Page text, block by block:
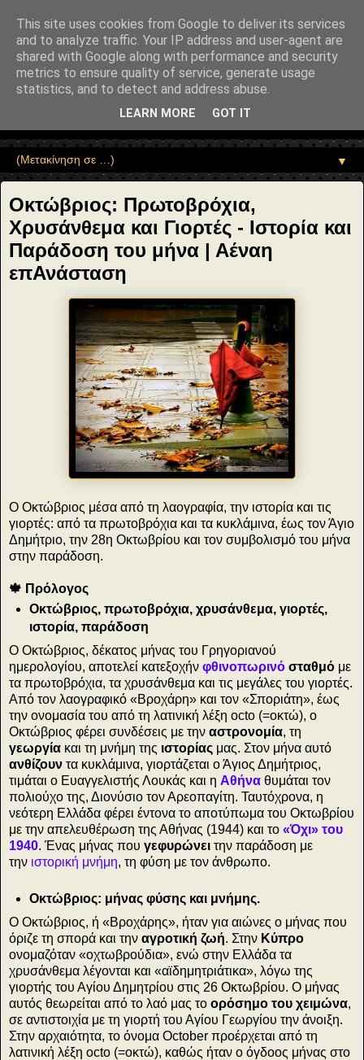
"potentialAction": { "@type": "ReadAction", "target":
"https://www.sophia-ntrekou.gr/2017/09/oktober.html" } }
Αέναη επΑνάσταση
• Επιστήμη • Ψυχολογία • Λογοτεχνία • Τέχνες • Θεολογία •
Φιλοσοφία • Στοχασμοί... για τη μνήμη, τον άνθρωπο και το
▼
Οκτώβριος: Πρωτοβρόχια,
Χρυσάνθεμα και Γιορτές - Ιστορία και
Παράδοση του μήνα | Αέναη
επΑνάσταση
Ο Οκτώβριος μέσα από τη λαογραφία, την ιστορία και τις
γιορτές: από τα πρωτοβρόχια και τα κυκλάμινα, έως τον Άγιο
Δημήτριο, την 28η Οκτωβρίου και τον συμβολισμό του μήνα
στην παράδοση.
🍁 Πρόλογος
Οκτώβριος, πρωτοβρόχια, χρυσάνθεμα, γιορτές,
ιστορία, παράδοση
Ο Οκτώβριος, δέκατος μήνας του Γρηγοριανού
ημερολογίου, αποτελεί κατεξοχήν φθινοπωρινό σταθμό με
τα πρωτοβρόχια, τα χρυσάνθεμα και τις μεγάλες του γιορτές.
Από τον λαογραφικό «Βροχάρη» και τον «Σποριάτη», έως
την ονομασία του από τη λατινική λέξη octo (=οκτώ), ο
Οκτώβριος φέρει συνδέσεις με την αστρονομία, τη
γεωργία και τη μνήμη της ιστορίας μας. Στον μήνα αυτό
ανθίζουν τα κυκλάμινα, γιορτάζεται ο Άγιος Δημήτριος,
τιμάται ο Ευαγγελιστής Λουκάς και η Αθήνα θυμάται τον
πολιούχο της, Διονύσιο τον Αρεοπαγίτη. Ταυτόχρονα, η
νεότερη Ελλάδα φέρει έντονα το αποτύπωμα του Οκτωβρίου
με την απελευθέρωση της Αθήνας (1944) και το «Όχι» του
1940. Ένας μήνας που γεφυρώνει την παράδοση με
την ιστορική μνήμη, τη φύση με τον άνθρωπο.
Οκτώβριος: μήνας φύσης και μνήμης.
Ο Οκτώβριος, ή «Βροχάρης», ήταν για αιώνες ο μήνας που
όριζε τη σπορά και την αγροτική ζωή. Στην Κύπρο
ονομαζόταν «οχτωβρούδια», ενώ στην Ελλάδα τα
χρυσάνθεμα λέγονται και «αϊδημητριάτικα», λόγω της
γιορτής του Αγίου Δημητρίου στις 26 Οκτωβρίου. Ο μήνας
αυτός θεωρείται από το λαό μας το ορόσημο του χειμώνα,
σε αντιστοιχία με τη γιορτή του Αγίου Γεωργίου την άνοιξη.
Στην αρχαιότητα, το όνομα October προέρχεται από τη
λατινική λέξη octo (=οκτώ), καθώς ήταν ο όγδοος μήνας στο
This site uses cookies from Google to deliver its services
and to analyze traffic. Your IP address and user-agent are
shared with Google along with performance and security
metrics to ensure quality of service, generate usage
statistics, and to detect and address abuse.
LEARN MORE GOT IT